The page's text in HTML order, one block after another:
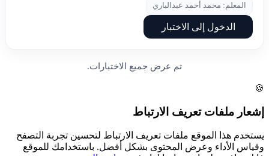
المعلم: محمد أحمد عبدالباري
الدخول إلى الاختبار
تم عرض جميع الاختبارات.
🍪
إشعار ملفات تعريف الارتباط
يستخدم هذا الموقع ملفات تعريف الارتباط لتحسين تجربة التصفح
وقياس الأداء وعرض المحتوى بشكل أفضل. باستخدامك للموقع